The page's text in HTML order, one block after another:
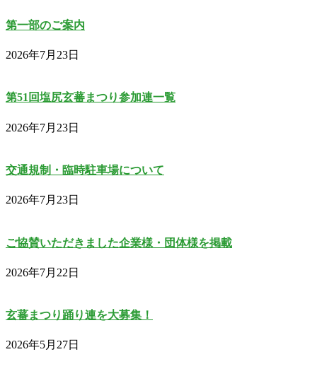
第一部のご案内
2026年7月23日
第51回塩尻玄蕃まつり参加連一覧
2026年7月23日
交通規制・臨時駐車場について
2026年7月23日
ご協賛いただきました企業様・団体様を掲載
2026年7月22日
玄蕃まつり踊り連を大募集！
2026年5月27日